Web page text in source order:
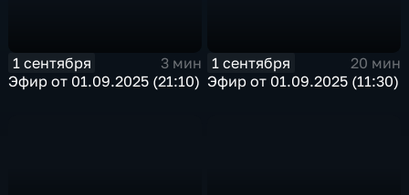
1 сентября
3 мин
Эфир от 01.09.2025 (21:10)
1 сентября
20 мин
Эфир от 01.09.2025 (11:30)